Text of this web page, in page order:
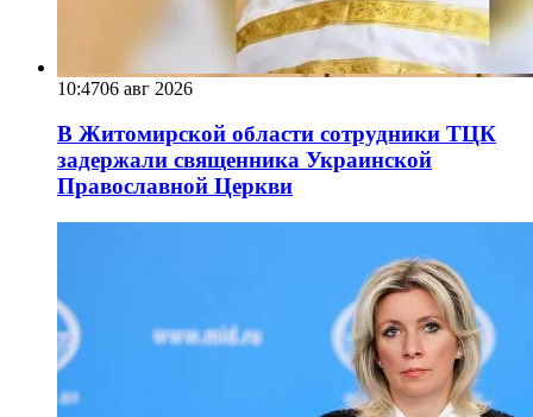
10:4706 авг 2026
В Житомирской области сотрудники ТЦК
задержали священника Украинской
Православной Церкви